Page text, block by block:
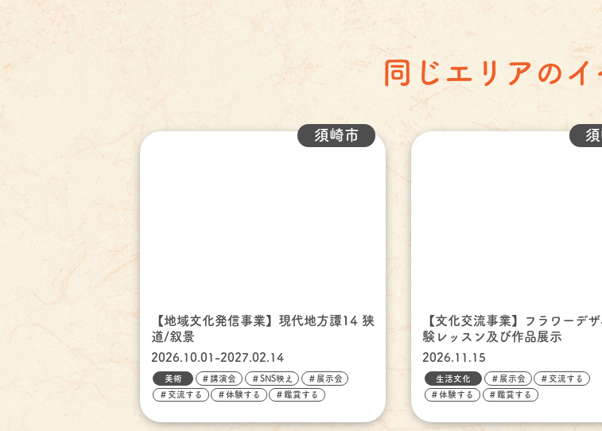
同じエリアのイ
【地域文化発信事業】現代地方譚14 狭
道/叙景
2026.10.01-2027.02.14
須崎市
美術 ＃講演会 ＃SNS映え ＃展示会
＃交流する ＃体験する ＃鑑賞する
【文化交流事業】フラワーデ
験レッスン及び作品展示
2026.11.15
生活文化 ＃展示会 ＃交流する
＃体験する ＃鑑賞する